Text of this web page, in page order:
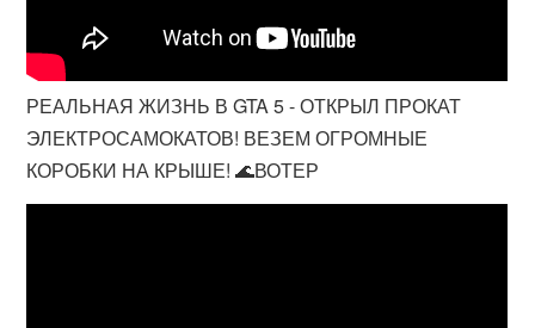
РЕАЛЬНАЯ ЖИЗНЬ В GTA 5 - ОТКРЫЛ ПРОКАТ
ЭЛЕКТРОСАМОКАТОВ! ВЕЗЕМ ОГРОМНЫЕ
КОРОБКИ НА КРЫШЕ! 🌊ВОТЕР